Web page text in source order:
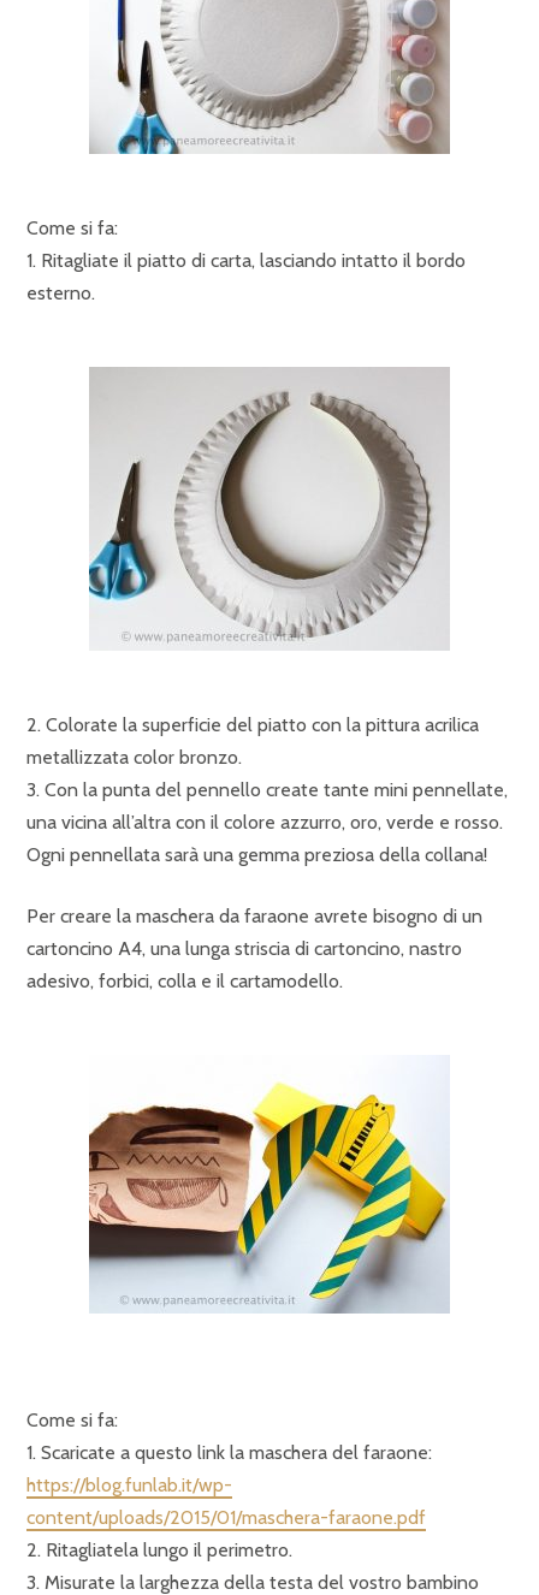
Come si fa:
1. Ritagliate il piatto di carta, lasciando intatto il bordo
esterno.
2. Colorate la superficie del piatto con la pittura acrilica
metallizzata color bronzo.
3. Con la punta del pennello create tante mini pennellate,
una vicina all’altra con il colore azzurro, oro, verde e rosso.
Ogni pennellata sarà una gemma preziosa della collana!
Per creare la maschera da faraone avrete bisogno di un
cartoncino A4, una lunga striscia di cartoncino, nastro
adesivo, forbici, colla e il cartamodello.
Come si fa:
1. Scaricate a questo link la maschera del faraone:
https://blog.funlab.it/wp-
content/uploads/2015/01/maschera-faraone.pdf
2. Ritagliatela lungo il perimetro.
3. Misurate la larghezza della testa del vostro bambino